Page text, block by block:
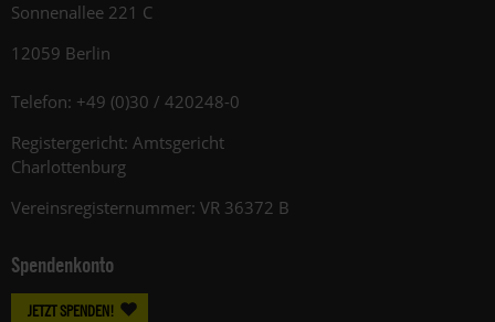
Sonnenallee 221 C
12059 Berlin
Telefon: +49 (0)30 / 420248-0
Registergericht: Amtsgericht
Charlottenburg
Vereinsregisternummer: VR 36372 B
Spendenkonto
JETZT SPENDEN!